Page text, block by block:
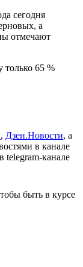
сегодня
а
отмечают
только 65 %
, Дзен.Новости, а
в канале
telegram-канале
быть в курсе